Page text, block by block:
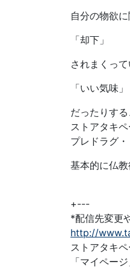
自分の物欲
「却下」
されまくっ
「いい気味」
だったりする
ストアタキ
プレドラグ
基本的に仏教
+---
*配信先変更
http://
ストアタキ
「マイペー